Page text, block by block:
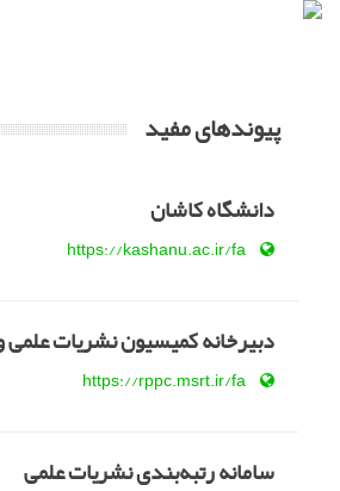
پیوندهای مفید
دانشگاه کاشان
https://kashanu.ac.ir/fa
دبیرخانه کمیسیون نشریات علمی
https://rppc.msrt.ir/fa
سامانه رتبه‌بندی نشریات علمی